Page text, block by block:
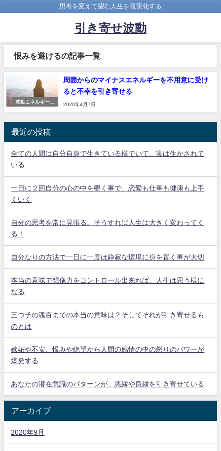
思考を変えて望む人生を現実化する
引き寄せ波動
恨みを避けるの記事一覧
波動エネルギーの
周囲からのマイナスエネルギーを不用意に受け
ると不幸を引き寄せる
2020年4月7日
最近の投稿
全ての人間は自分自身で生きている様でいて、実は生かされて
いる
一日に２回自分の心の中を覗く事で、恋愛も仕事も健康も上手
くいく
自分の思考を常に見張る。そうすれば人生は大きく変わってく
る！
自分なりの方法で一日に一度は静寂な環境に身を置く事が大切
本当の意味で想像力をコントロール出来れば、人生は思う様に
なる
三つ子の魂百までの本当の意味は？そしてそれが引き寄せるも
のとは
嫉妬や不安、恨みや絶望から人間の感情の中の怒りのパワーが
爆発する
あなたの潜在意識のパターンが、悪縁や良縁を引き寄せている
アーカイブ
2020年9月